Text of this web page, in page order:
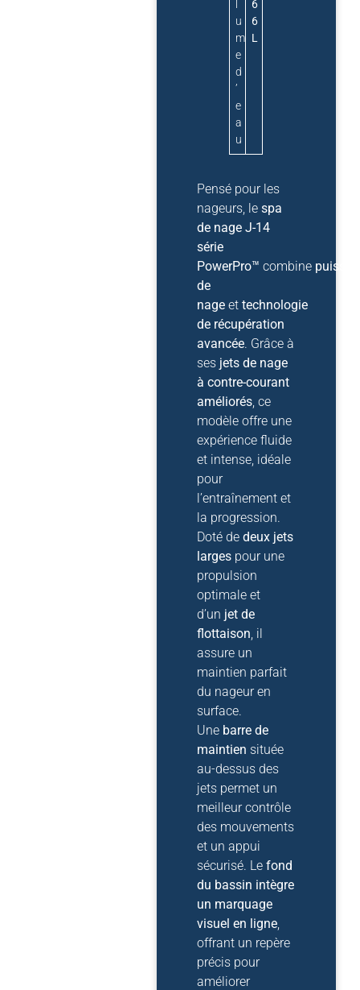
u
m
e
d
’
e
a
u
6
6
L
Pensé pour les
nageurs, lespa
de nage J-14
série
PowerPro™ combine
de
nage ettechnologie
de récupération
avancée. Grâce à
ses jets de nage
à contre-courant
améliorés, ce
modèle offre une
expérience fluide
et intense, idéale
pour
l’entraînement et
la progression.
Doté dedeux jets
larges pour une
propulsion
optimale et
d’un jet de
flottaison, il
assure un
maintien parfait
du nageur en
surface.
Une barre de
maintien située
au-dessus des
jets permet un
meilleur contrôle
des mouvements
et un appui
sécurisé. Lefond
du bassin intègre
un marquage
visuel en ligne,
offrant un repère
précis pour
améliorer